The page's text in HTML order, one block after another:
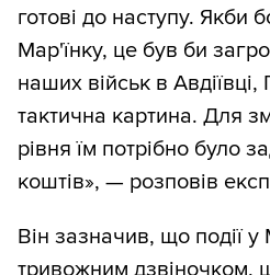
готові до наступу. Якби
Мар'їнку, це був би
наших військ в
тактична картина. Для
рівня їм потрібно було
коштів», — розповів
Він зазначив, що події у
тривожним дзвіночком,